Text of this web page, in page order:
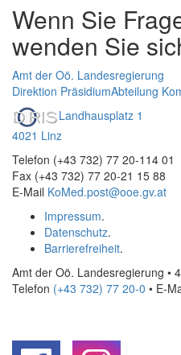
Wenn Sie
wenden Sie
Amt der Oö. Landesregierung
Direktion PräsidiumAbteilung
Landhausplatz 1
4021 Linz
Telefon (+43 732) 77 20-114 01
Fax (+43 732) 77 20-21 15 88
E-Mail KoMed.post@ooe.gv.at
Impressum.
Datenschutz.
Barrierefreiheit.
Amt der Oö. Landesregierung •
Telefon (+43 732) 77 20-0 • E-